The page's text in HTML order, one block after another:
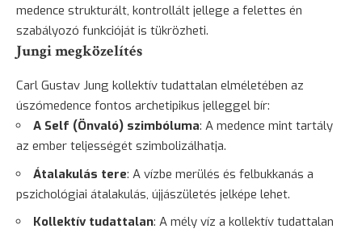
medence strukturált, kontrollált jellege a felettes én
szabályozó funkcióját is tükrözheti.
Jungi megközelítés
Carl Gustav Jung kollektív tudattalan elméletében az
úszómedence fontos archetipikus jelleggel bír:
A Self (Önvaló) szimbóluma: A medence mint tartály
az ember teljességét szimbolizálhatja.
Átalakulás tere: A vízbe merülés és felbukkanás a
pszichológiai átalakulás, újjászületés jelképe lehet.
Kollektív tudattalan: A mély víz a kollektív tudattalan